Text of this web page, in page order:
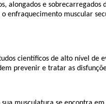
alongados e
enfraquecimento muscular
científicos de alto nível
prevenir e tratar as